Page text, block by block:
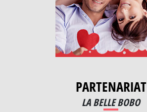
PARTENARIAT
LA BELLE BOBO